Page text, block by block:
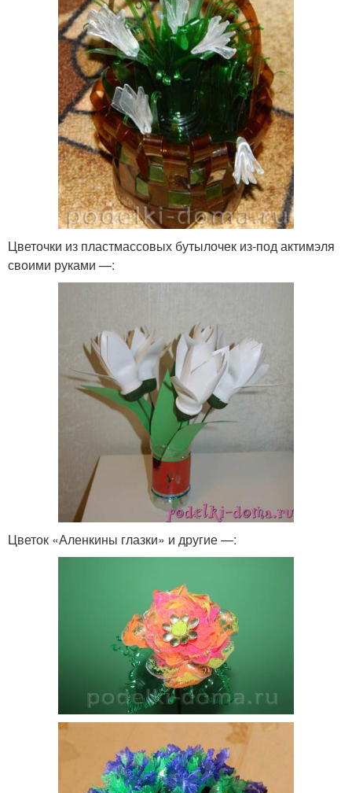
Цветочки из пластмассовых бутылочек из-под актимэля
своими руками —:
Цветок «Аленкины глазки» и другие —: